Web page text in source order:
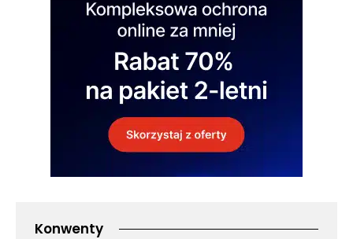
Konwenty